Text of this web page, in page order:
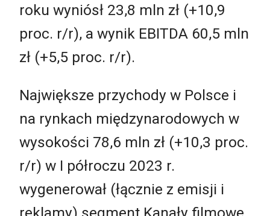
roku wyniósł 23,8 mln zł (+10,9
proc. r/r), a wynik EBITDA 60,5 mln
zł (+5,5 proc. r/r).
Największe przychody w Polsce i
na rynkach międzynarodowych w
wysokości 78,6 mln zł (+10,3 proc.
r/r) w I półroczu 2023 r.
wygenerował (łącznie z emisji i